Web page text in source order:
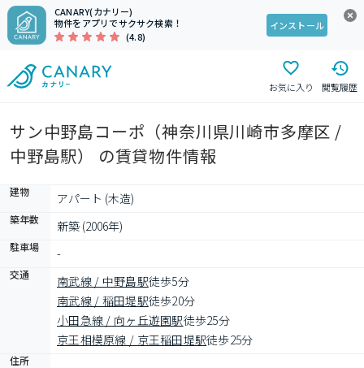
CANARY(カナリー)
物件をアプリでサクサク検索！
(4.8)
インストール
お気に入り 閲覧履歴
サン中野島コーポ（神奈川県川崎市多摩区 /
中野島駅） の賃貸物件情報
建物 アパート (木造)
築年数 新築 (2006年)
駐車場 -
交通 南武線 / 中野島駅徒歩5分
南武線 / 稲田堤駅徒歩20分
小田急線 / 向ヶ丘遊園駅徒歩25分
京王相模原線 / 京王稲田堤駅徒歩25分
住所